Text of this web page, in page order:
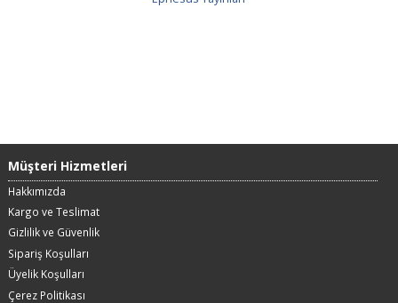
Müşteri Hizmetleri
Hakkımızda
Kargo ve Teslimat
Gizlilik ve Güvenlik
Sipariş Koşulları
Üyelik Koşulları
Çerez Politikası